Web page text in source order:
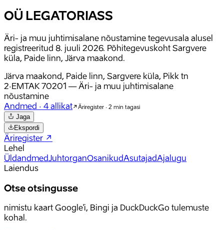
OÜ LEGATORIASS
Äri- ja muu juhtimisalane nõustamine tegevusala alusel
registreeritud 8. juuli 2026. Põhitegevuskoht Sargvere
küla, Paide linn, Järva maakond.
Järva maakond, Paide linn, Sargvere küla, Pikk tn
2·EMTAK 70201 — Äri- ja muu juhtimisalane
nõustamine
Andmed · 4 allikat Äriregister · 2 min tagasi
Jaga
Ekspordi
Äriregister ↗
Lehel
ÜldandmedJuhtorganOsanikudAsutajadAjalugu
Laiendus
Otse otsingusse
nimistu kaart Google'i, Bingi ja DuckDuckGo tulemuste
kohal.